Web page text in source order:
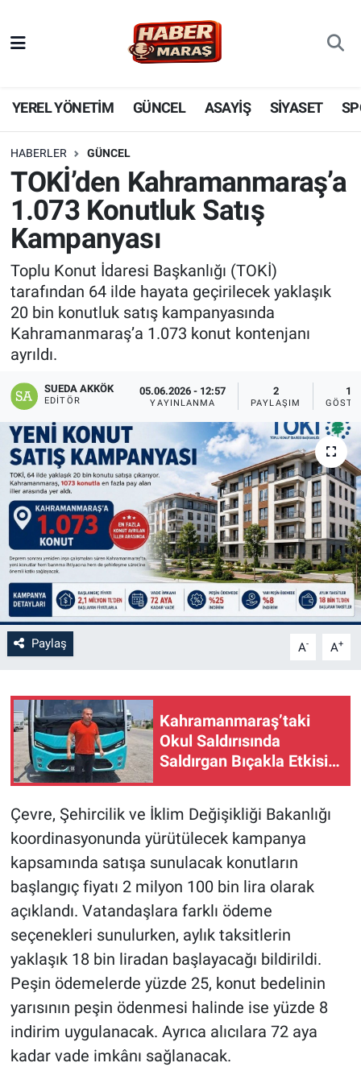
YEREL YÖNETİM GÜNCEL ASAYİŞ SİYASET
HABERLER GÜNCEL
TOKİ’den Kahramanmaraş’a
1.073 Konutluk Satış
Kampanyası
Toplu Konut İdaresi Başkanlığı (TOKİ)
tarafından 64 ilde hayata geçirilecek yaklaşık
20 bin konutluk satış kampanyasında
Kahramanmaraş’a 1.073 konut kontenjanı
ayrıldı.
SUEDA AKKÖK
EDITÖR
05.06.2026 - 12:57
YAYINLANMA
2
PAYLAŞIM
18
Paylaş A- A+
Kahramanmaraş’taki
Okul Saldırısında
Saldırgan Bıçakla Etkisiz
Hale Getirildi
Çevre, Şehircilik ve İklim Değişikliği Bakanlığı
koordinasyonunda yürütülecek kampanya
kapsamında satışa sunulacak konutların
başlangıç fiyatı 2 milyon 100 bin lira olarak
açıklandı. Vatandaşlara farklı ödeme
seçenekleri sunulurken, aylık taksitlerin
yaklaşık 18 bin liradan başlayacağı bildirildi.
Peşin ödemelerde yüzde 25, konut bedelinin
yarısının peşin ödenmesi halinde ise yüzde 8
indirim uygulanacak. Ayrıca alıcılara 72 aya
kadar vade imkânı sağlanacak.
YEREL YÖNETİM
GÜNCEL
BİLİM VE TEKNOLOJİ
KADIN AİLE
SPOR
DÜNYA
EKONOMİ
SİYASET
SAĞLIK
YAŞAM
EĞİTİM
ASAYİŞ
MAGAZİN
KÜLTÜR-SANAT
ÇEVRE
Nöbetçi Eczaneler
Hava Durumu
Trafik Durumu
Süper Lig Puan Durumu ve Fikstür
Tüm Manşetler
Son Dakika Haberleri
Haber Arşivi